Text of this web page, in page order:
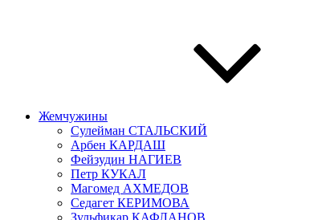
Жемчужины
Сулейман СТАЛЬСКИЙ
Арбен КАРДАШ
Фейзудин НАГИЕВ
Петр КУКАЛ
Магомед АХМЕДОВ
Седагет КЕРИМОВА
Зульфикар КАФЛАНОВ